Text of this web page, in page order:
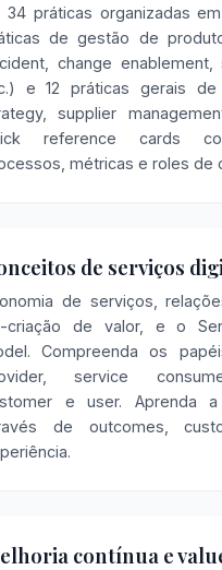
34 práticas organizadas
de gestão de
change enablement,
e 12 práticas gerais de
supplier
reference cards
métricas e roles de
de serviços
de serviços,
criação de valor, e o
Compreenda os
service
e user. Aprenda
de outcomes,
contínua e